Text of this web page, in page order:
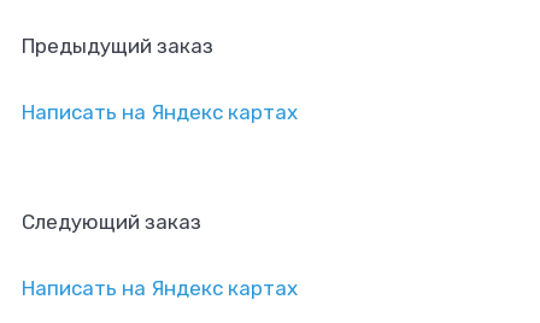
Предыдущий заказ
Написать на Яндекс картах
Следующий заказ
Написать на Яндекс картах